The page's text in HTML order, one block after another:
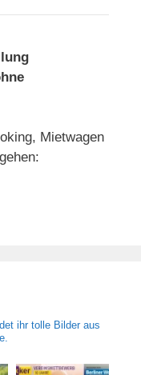
Mietwagen
ihr tolle Bilder aus